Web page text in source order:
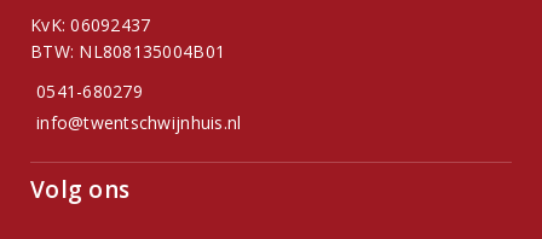
KvK: 06092437
BTW: NL808135004B01
0541-680279
info@twentschwijnhuis.nl
Volg ons